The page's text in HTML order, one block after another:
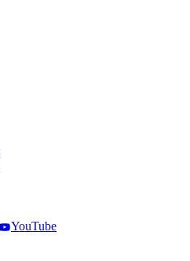
YouTube